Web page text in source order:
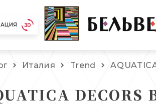
Италия Trend
DECORS